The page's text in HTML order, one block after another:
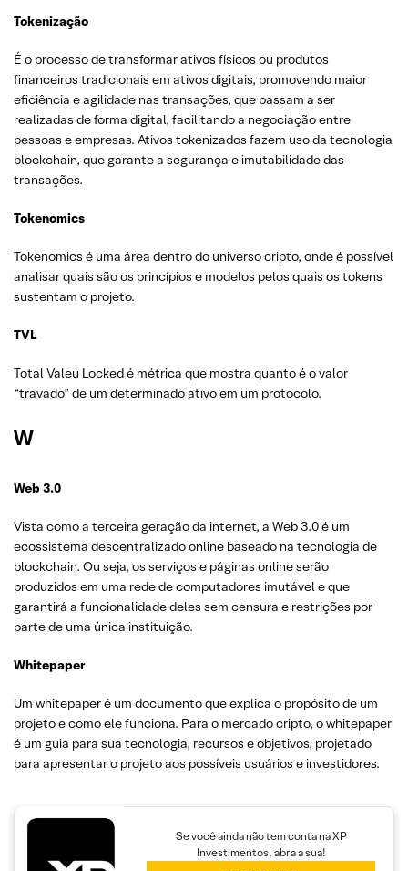
Tokenização
É o processo de transformar ativos físicos ou produtos
financeiros tradicionais em ativos digitais, promovendo maior
eficiência e agilidade nas transações, que passam a ser
realizadas de forma digital, facilitando a negociação entre
pessoas e empresas. Ativos tokenizados fazem uso da tecnologia
blockchain, que garante a segurança e imutabilidade das
transações.
Tokenomics
Tokenomics é uma área dentro do universo cripto, onde é possível
analisar quais são os princípios e modelos pelos quais os tokens
sustentam o projeto.
TVL
Total Valeu Locked é métrica que mostra quanto é o valor
“travado” de um determinado ativo em um protocolo.
W
Web 3.0
Vista como a terceira geração da internet, a Web 3.0 é um
ecossistema descentralizado online baseado na tecnologia de
blockchain. Ou seja, os serviços e páginas online serão
produzidos em uma rede de computadores imutável e que
garantirá a funcionalidade deles sem censura e restrições por
parte de uma única instituição.
Whitepaper
Um whitepaper é um documento que explica o propósito de um
projeto e como ele funciona. Para o mercado cripto, o whitepaper
é um guia para sua tecnologia, recursos e objetivos, projetado
para apresentar o projeto aos possíveis usuários e investidores.
Se você ainda não tem conta na XP
Investimentos, abra a sua!